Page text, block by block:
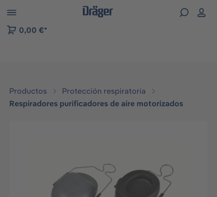
to B2B platform navigation
0,00 €*
Productos
Protección respiratoria
Respiradores purificadores de aire motorizados